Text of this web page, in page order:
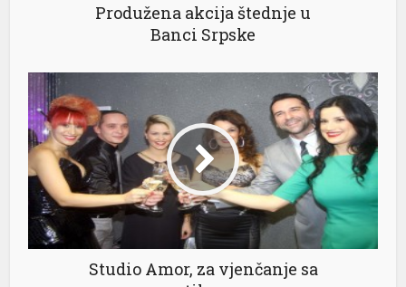
Produžena akcija štednje u
Banci Srpske
Studio Amor, za vjenčanje sa